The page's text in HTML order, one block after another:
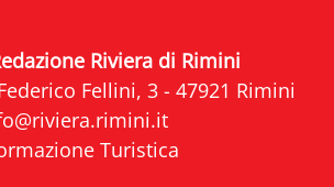
Riviera di Rimini
Fellini, 3 - 47921 Rimini
Turistica